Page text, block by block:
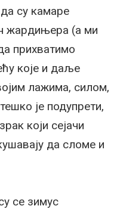
да су камаре
жардињера (а ми
прихватимо
које и даље
лажима, силом,
је подупрети,
који сејачи
да сломе и
се зимус